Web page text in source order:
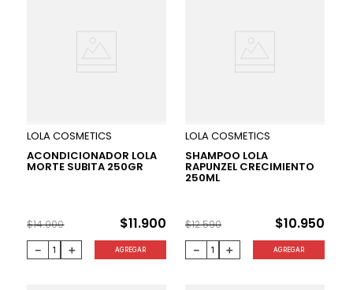
LOLA COSMETICS
ACONDICIONADOR LOLA
MORTE SUBITA 250GR
$14.000 $11.900
＋
－ AGREGAR
LOLA COSMETICS
SHAMPOO LOLA
RAPUNZEL CRECIMIENTO
250ML
$12.590 $10.950
＋
－ AGREGAR